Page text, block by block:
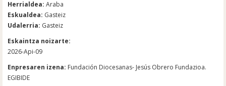
Herrialdea: Araba
Eskualdea: Gasteiz
Udalerria: Gasteiz
Eskaintza noizarte:
2026-Api-09
Enpresaren izena: Fundación Diocesanas- Jesús Obrero Fundazioa.
EGIBIDE